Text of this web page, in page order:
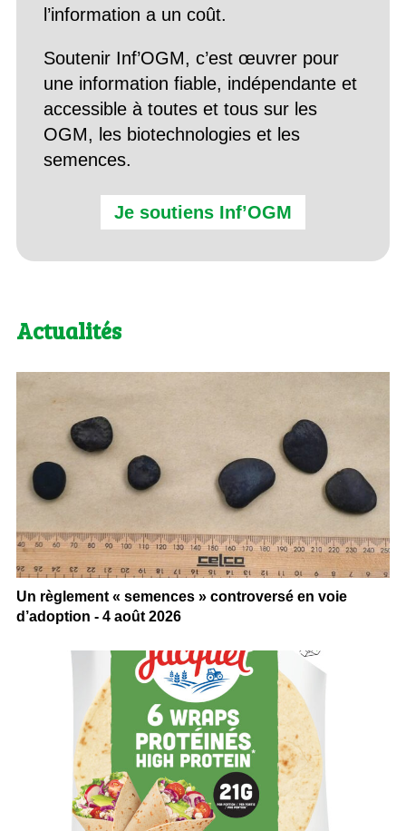
l’information a un coût.
Soutenir Inf’OGM, c’est œuvrer pour
une information fiable, indépendante et
accessible à toutes et tous sur les
OGM, les biotechnologies et les
semences.
Je soutiens Inf’OGM
Actualités
Un règlement « semences » controversé en voie
d’adoption - 4 août 2026